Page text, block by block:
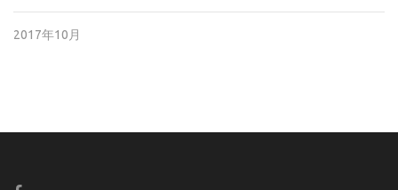
2017年10月